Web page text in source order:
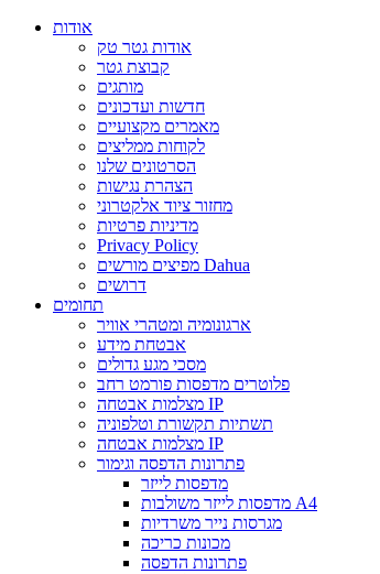
אודות
אודות גטר טק
קבוצת גטר
מותגים
חדשות ועדכונים
מאמרים מקצועיים
לקוחות ממליצים
הסרטונים שלנו
הצהרת נגישות
מחזור ציוד אלקטרוני
מדיניות פרטיות
Privacy Policy
מפיצים מורשים Dahua
דרושים
תחומים
ארגונומיה ומטהרי אוויר
אבטחת מידע
מסכי מגע גדולים
פלוטרים מדפסות פורמט רחב
מצלמות אבטחה IP
תשתיות תקשורת וטלפוניה
מצלמות אבטחה IP
פתרונות הדפסה וגימור
מדפסות לייזר
מדפסות לייזר משולבות A4
מגרסות נייר משרדיות
מכונות כריכה
פתרונות הדפסה